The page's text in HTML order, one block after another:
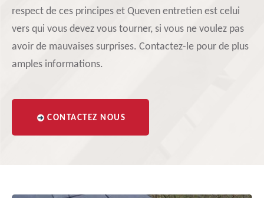
respect de ces principes et Queven entretien est celui
vers qui vous devez vous tourner, si vous ne voulez pas
avoir de mauvaises surprises. Contactez-le pour de plus
amples informations.
CONTACTEZ NOUS